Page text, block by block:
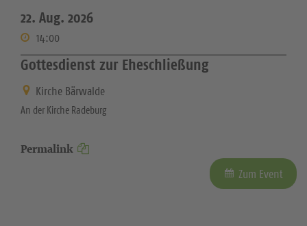
22. Aug. 2026
14:00
Gottesdienst zur Eheschließung
Kirche Bärwalde
An der Kirche Radeburg
Permalink
Zum Event